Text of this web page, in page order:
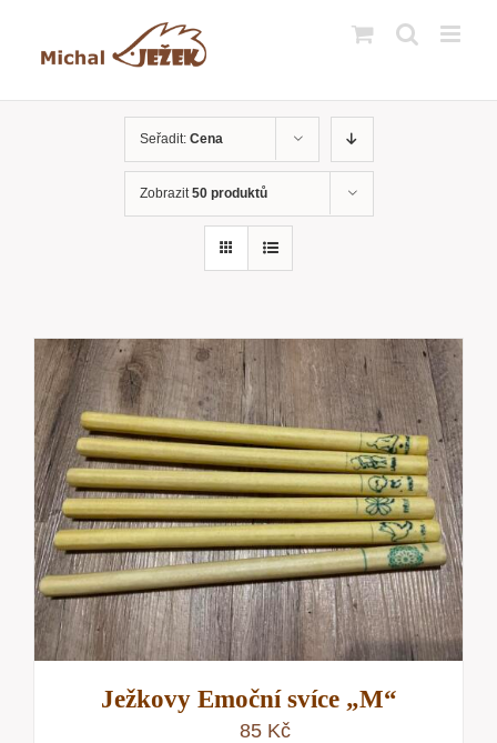
Seřadit: Cena
Zobrazit50 produktů
Ježkovy Emoční svíce „M“
85 Kč